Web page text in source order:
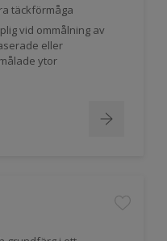
täckförmåga
vid ommålning av
eller
ytor